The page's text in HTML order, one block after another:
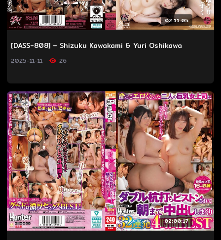
02:11:05
[DASS-808] – Shizuku Kawakami & Yuri Oshikawa
2025-11-11 26
02:00:17